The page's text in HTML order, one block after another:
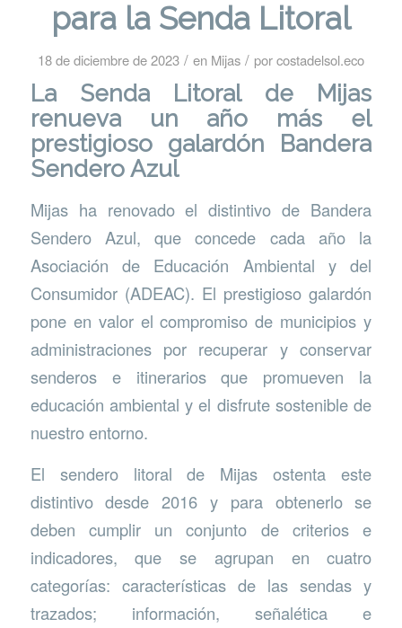
para la Senda Litoral
18 de diciembre de 2023 / en Mijas / porcostadelsol.eco
La Senda Litoral de Mijas
renueva un año más el
prestigioso galardón Bandera
Sendero Azul
Mijas ha renovado el distintivo de Bandera
Sendero Azul, que concede cada año la
Asociación de Educación Ambiental y del
Consumidor (ADEAC). El prestigioso galardón
pone en valor el compromiso de municipios y
administraciones por recuperar y conservar
senderos e itinerarios que promueven la
educación ambiental y el disfrute sostenible de
nuestro entorno.
El sendero litoral de Mijas ostenta este
distintivo desde 2016 y para obtenerlo se
deben cumplir un conjunto de criterios e
indicadores, que se agrupan en cuatro
categorías: características de las sendas y
trazados; información, señalética e